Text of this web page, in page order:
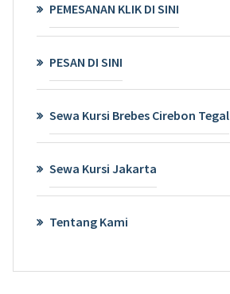
PEMESANAN KLIK DI SINI
PESAN DI SINI
Sewa Kursi Brebes Cirebon Tegal
Sewa Kursi Jakarta
Tentang Kami